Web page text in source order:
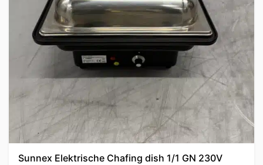
Sunnex Elektrische Chafing dish 1/1 GN 230V